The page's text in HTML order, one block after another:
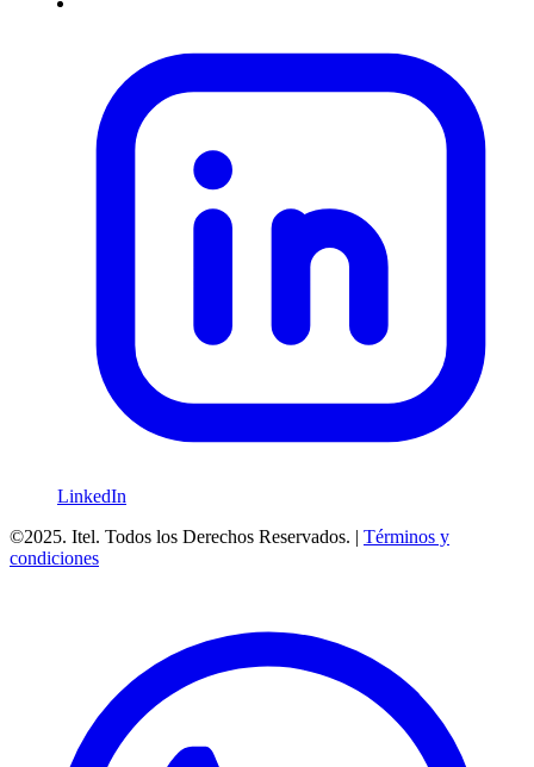
LinkedIn
©2025. Itel. Todos los Derechos Reservados. | Términos y
condiciones